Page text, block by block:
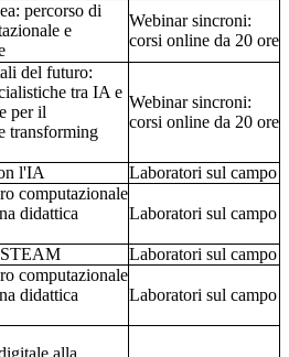
percorso di
e
Webinar sincroni:
corsi online da 20 ore
del futuro:
tra IA e
per il
transforming
Webinar sincroni:
corsi online da 20 ore
l'IA Laboratori sul campo
computazionale
didattica
Laboratori sul campo
STEAM Laboratori sul campo
computazionale
didattica
Laboratori sul campo